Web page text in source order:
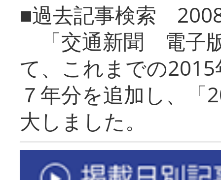
■過去記事検索
「交通新聞 電子
て、これまでの
７年分を追加し、「
大しまし